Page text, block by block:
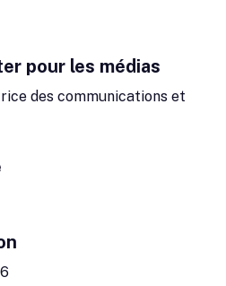
pour les médias
des communications et